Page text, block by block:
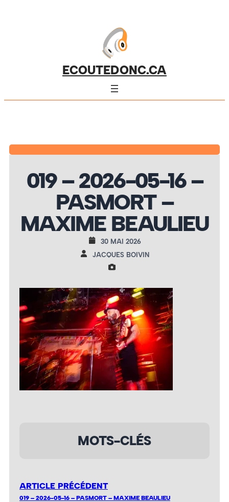
ECOUTEDONC.CA
019 – 2026-05-16 –
PASMORT –
MAXIME BEAULIEU
30 MAI 2026
JACQUES BOIVIN
MOTS-CLÉS
ARTICLE PRÉCÉDENT
019 – 2026-05-16 – PASMORT – MAXIME BEAULIEU